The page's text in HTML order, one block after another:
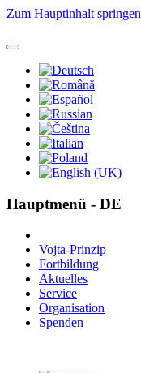
Zum Hauptinhalt springen
Hauptmenü - DE
Vojta-Prinzip
Fortbildung
Aktuelles
Service
Organisation
Spenden